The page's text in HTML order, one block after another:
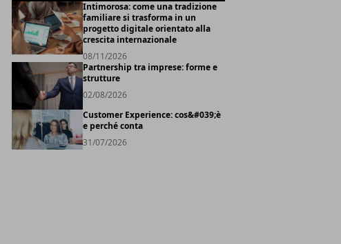
Intimorosa: come una tradizione
familiare si trasforma in un
progetto digitale orientato alla
crescita internazionale
08/11/2026
Partnership tra imprese: forme e
strutture
02/08/2026
Customer Experience: cos&#039;è
e perché conta
31/07/2026